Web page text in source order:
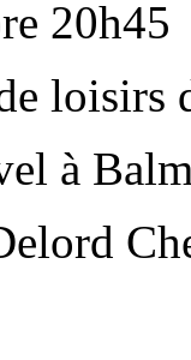
20h45
loisirs
à